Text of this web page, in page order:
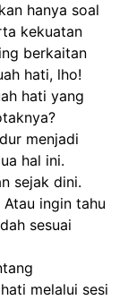
autis ya dok ?
hanya soal
kekuatan
berkaitan
hati, lho!
hati yang
menjadi
hal ini.
sejak dini.
ingin tahu
sesuai
melalui sesi